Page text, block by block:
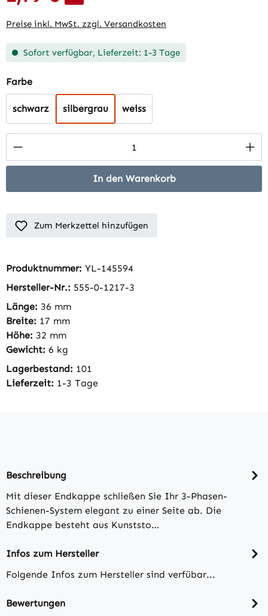
Preise inkl. MwSt. zzgl. Versandkosten
Sofort verfügbar, Lieferzeit: 1-3 Tage
Farbeauswählen
schwarz silbergrau weiss
Produkt Anzahl: Gib den gewünschten
In den Warenkorb
Zum Merkzettel hinzufügen
Produktnummer: YL-145594
Hersteller-Nr.: 555-0-1217-3
Länge: 36 mm
Breite: 17 mm
Höhe: 32 mm
Gewicht: 6 kg
Lagerbestand: 101
Lieferzeit: 1-3 Tage
Beschreibung
Mit dieser Endkappe schließen Sie Ihr 3-Phasen-
Schienen-System elegant zu einer Seite ab. Die
Endkappe besteht aus Kunststo…
Infos zum Hersteller
Folgende Infos zum Hersteller sind verfübar...
Bewertungen